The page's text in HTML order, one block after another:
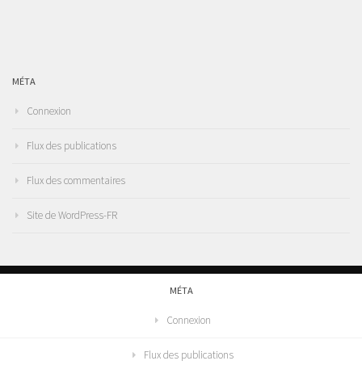
MÉTA
Connexion
Flux des publications
Flux des commentaires
Site de WordPress-FR
MÉTA
Connexion
Flux des publications